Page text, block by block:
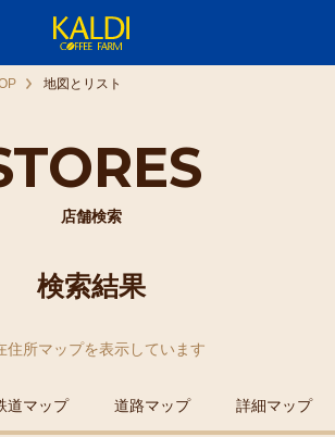
店舗検索
地図とリスト
検索結果
住所マップを表示しています
道マップ 道路マップ 詳細マップ